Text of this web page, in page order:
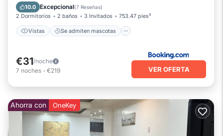
10.0 Excepcional(7 Reseñas)
2 Dormitorios 2 baños 3 Invitados 753.47 pies²
Vistas Se admiten mascotas
Internet
Apto para niños
€31/noche
7 noches - €219 VER OFERTA
Ahorra con OneKey